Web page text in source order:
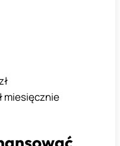
miesięcznie